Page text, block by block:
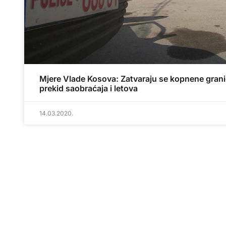
Mjere Vlade Kosova: Zatvaraju se kopnene
prekid saobraćaja i letova
14.03.2020.